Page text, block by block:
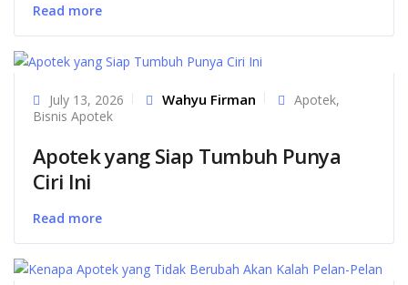
Read more
July 13, 2026 Wahyu Firman Apotek,
Bisnis Apotek
Apotek yang Siap Tumbuh Punya
Ciri Ini
Read more